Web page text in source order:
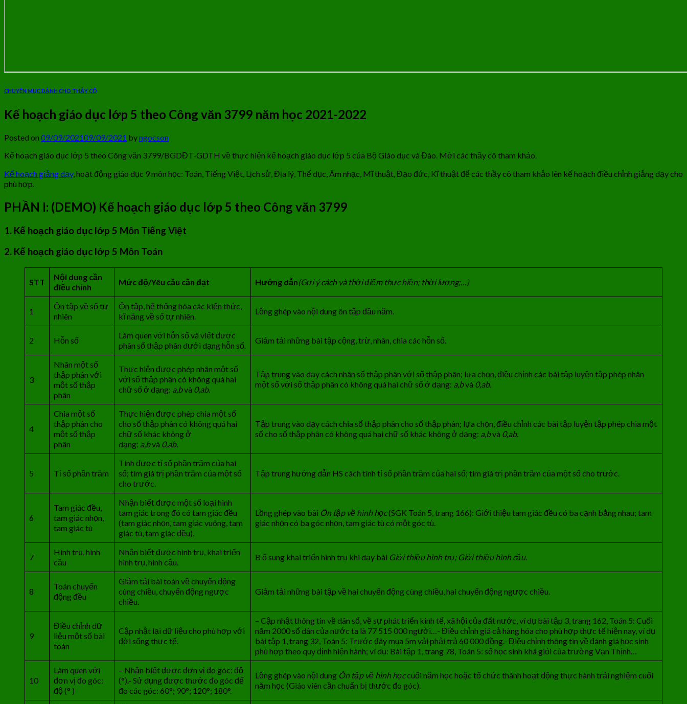
CHUYÊN MỤC DÀNH CHO THẦY CÔ
Kế hoạch giáo dục lớp 5 theo Công văn 3799 năm học 2021-2022
Posted on 09/09/202109/09/2021 byngocson
Kế hoạch giáo dục lớp 5 theo Công văn 3799/BGDĐT-GDTH về thực hiện kế hoạch giáo dục lớp 5 của Bộ Giáo dục và Đào. Mời các thầy cô tham khảo.
Kế hoạch giảng dạy, hoạt động giáo dục 9 môn học: Toán, Tiếng Việt, Lịch sử, Địa lý, Thể dục, Âm nhạc, Mĩ thuật, Đạo đức, Kĩ thuật để các thầy cô tham khảo lên kế hoạch điều chỉnh giảng dạy cho
phù hợp.
PHẦN I: (DEMO) Kế hoạch giáo dục lớp 5 theo Công văn 3799
1. Kế hoạch giáo dục lớp 5 Môn Tiếng Việt
2. Kế hoạch giáo dục lớp 5 Môn Toán
STT
Nội dung cần
điều chỉnh
Mức độ/Yêu cầu cần đạt Hướng dẫn(Gợi ýcách và thời điểm thực hiện; thời lượng;…)
1
Ôn tập về số tự
nhiên
Ôn tập, hệ thống hóa các kiến thức,
kĩ năng về số tự nhiên.
Lồng ghép vào nội dung ôn tập đầu năm.
2 Hỗn số
Làm quen với hỗn số và viết được
phân số thập phân dưới dạng hỗn số.
Giảm tải những bài tập cộng, trừ, nhân, chia các hỗn số.
3
Nhân một số
thập phân với
một số thập
phân
Thực hiện được phép nhân một số
với số thập phân có không quá hai
chữ số ở dạng: a,bvà 0,ab.
Tập trung vào dạy cách nhân số thập phân với số thập phân; lựa chọn, điều chỉnh các bài tập luyện tập phép nhân
một số với số thập phân có không quá hai chữ số ở dạng: a,bvà 0,ab.
4
Chia một số
thập phân cho
một số thập
phân
Thực hiện được phép chia một số
cho số thập phân có không quá hai
chữ số khác không ở
dạng: a,bvà 0,ab.
Tập trung vào dạy cách chia số thập phân cho số thập phân; lựa chọn, điều chỉnh các bài tập luyện tập phép chia một
số cho số thập phân có không quá hai chữ số khác không ở dạng: a,bvà 0,ab.
5 Tỉ số phần trăm
Tính được tỉ số phần trăm của hai
số; tìm giá trị phần trăm của một số
cho trước.
Tập trung hướng dẫn HS cách tính tỉ số phần trăm của hai số; tìm giá trị phần trăm của một số cho trước.
6
Tam giác đều,
tam giác nhọn,
tam giác tù
Nhận biết được một số loại hình
tam giác trong đó có tam giác đều
(tam giác nhọn, tam giác vuông, tam
giác tù, tam giác đều).
Lồng ghép vào bài Ôn tập về hình học(SGK Toán 5, trang 166): Giới thiệu tam giác đều có ba cạnh bằng nhau; tam
giác nhọn có ba góc nhọn, tam giác tù có một góc tù.
7
Hình trụ, hình
cầu
Nhận biết được hình trụ, khai triển
hình trụ, hình cầu.
B ổ sung khai triển hình trụ khi dạy bài Giới thiệu hình trụ; Giới thiệu hình cầu.
8
Toán chuyển
động đều
Giảm tải bài toán về chuyển động
cùng chiều, chuyển động ngược
chiều.
Giảm tải những bài tập về hai chuyển động cùng chiều, hai chuyển động ngược chiều.
9
Điều chỉnh dữ
liệu một số bài
toán
Cập nhật lại dữ liệu cho phù hợp với
đời sống thực tế.
– Cập nhật thông tin về dân số, về sự phát triển kinh tế, xã hội của đất nước, ví dụ bài tập 3, trang 162, Toán 5: Cuối
năm 2000 số dân của nước ta là 77 515 000 người…- Điều chỉnh giá cả hàng hóa cho phù hợp thực tế hiện nay, ví dụ
bài tập 1, trang 32, Toán 5: Trước đây mua 5m vải phải trả 60 000 đồng.- Điều chỉnh thông tin về đánh giá học sinh
phù hợp theo quy định hiện hành; ví dụ: Bài tập 1, trang 78, Toán 5: số học sinh khá giỏi của trường Vạn Thịnh…
10
Làm quen với
đơn vị đo góc:
độ (° )
– Nhận biết được đơn vị đo góc: độ
(°).- Sử dụng được thước đo góc để
đo các góc: 60°; 90°; 120°; 180°.
Lồng ghép vào nội dung Ôn tập về hình họccuối năm học hoặc tổ chức thành hoạt động thực hành trải nghiệm cuối
năm học (Giáo viên cần chuẩn bị thước đo góc).